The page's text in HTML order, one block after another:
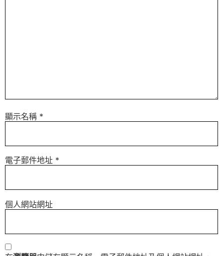
顯示名稱 *
電子郵件地址 *
個人網站網址